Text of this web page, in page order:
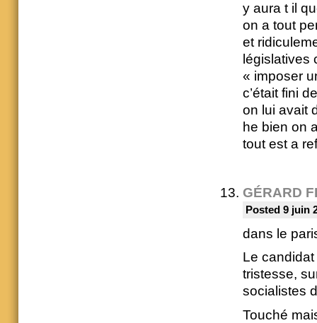
y aura t il
on a tout
et
législatives
« imposer
c’était fini
on lui avait
he bien on
tout est a
GÉRARD
Posted 9 juin
dans le
Le
tristesse,
socialistes
Touché